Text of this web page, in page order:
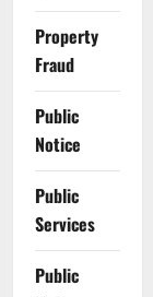
Property
Fraud
Public
Notice
Public
Services
Public